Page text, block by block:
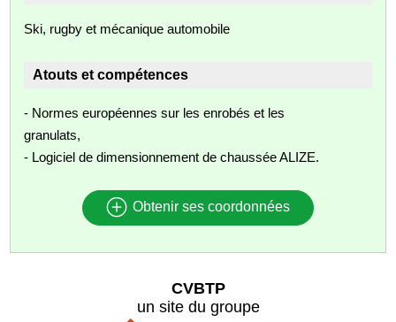
Ski, rugby et mécanique automobile
Atouts et compétences
- Normes européennes sur les enrobés et les
granulats,
- Logiciel de dimensionnement de chaussée ALIZE.
Obtenir ses coordonnées
CVBTP
un site du groupe